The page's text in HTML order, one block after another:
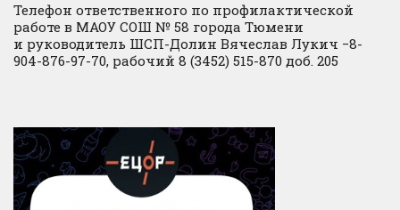
Телефон ответственного по профилактической
работе в МАОУ СОШ № 58 города Тюмени
и руководитель ШСП-Долин Вячеслав Лукич −8-
904-876-97-70, рабочий 8 (3452) 515-870 доб. 205